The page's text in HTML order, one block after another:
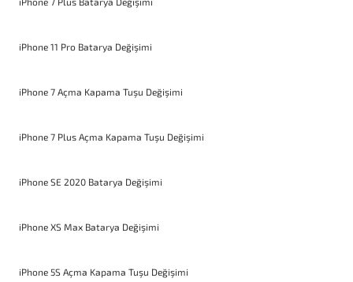
iPhone 11 Pro Batarya Değişimi
iPhone 7 Açma Kapama Tuşu Değişimi
iPhone 7 Plus Açma Kapama Tuşu Değişimi
iPhone SE 2020 Batarya Değişimi
iPhone XS Max Batarya Değişimi
iPhone 5S Açma Kapama Tuşu Değişimi